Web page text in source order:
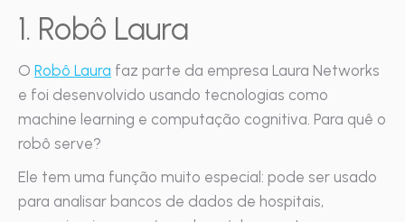
1. Robô Laura
O Robô Laura faz parte da empresa Laura Networks
e foi desenvolvido usando tecnologias como
machine learning e computação cognitiva. Para quê o
robô serve?
Ele tem uma função muito especial: pode ser usado
para analisar bancos de dados de hospitais,